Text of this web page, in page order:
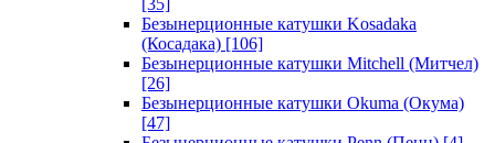
[35]
Безынерционные катушки Kosadaka
(Косадака) [106]
Безынерционные катушки Mitchell (Митчел)
[26]
Безынерционные катушки Okuma (Окума)
[47]